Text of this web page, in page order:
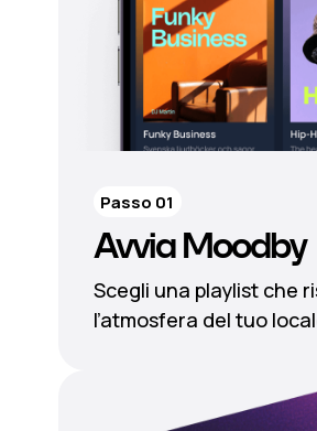
Avvia Moodby
Scegli una playlist che
l’atmosfera del tuo
Passo 01